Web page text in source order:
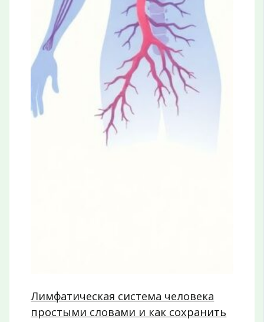
Лимфатическая система человека
простыми словами и как сохранить